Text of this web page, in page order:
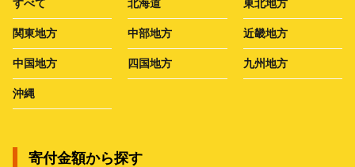
すべて 北海道 東北地方
関東地方 中部地方 近畿地方
中国地方 四国地方 九州地方
沖縄
寄付金額から探す